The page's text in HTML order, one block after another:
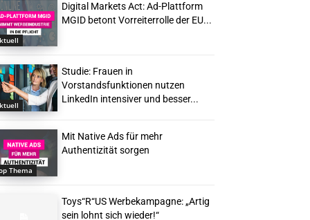
Digital Markets Act: Ad-Plattform
MGID betont Vorreiterrolle der EU...
Studie: Frauen in
Vorstandsfunktionen nutzen
LinkedIn intensiver und besser...
Thema
Mit Native Ads für mehr
Authentizität sorgen
Toys“R“US Werbekampagne: „Artig
sein lohnt sich wieder!“